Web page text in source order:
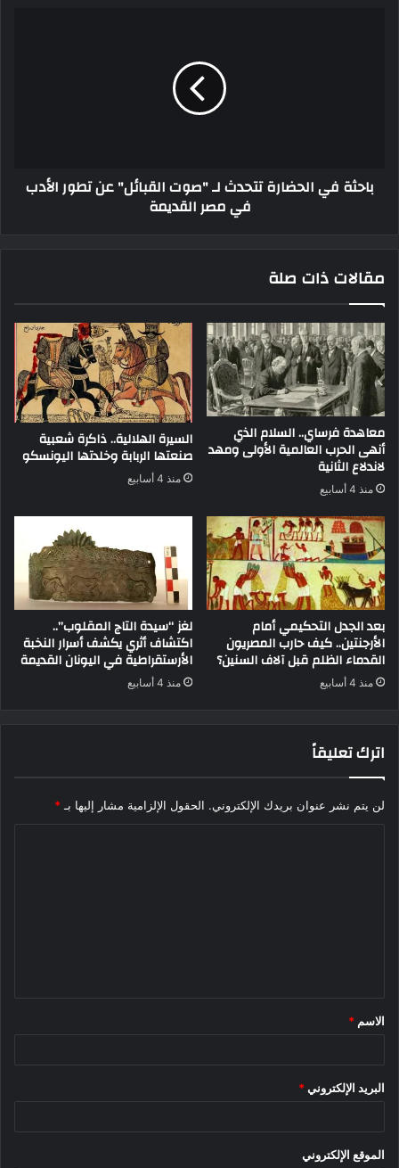
باحثة في الحضارة تتحدث لـ "صوت القبائل" عن تطور الأدب
في مصر القديمة
مقالات ذات صلة
معاهدة فرساي.. السلام الذي
أنهى الحرب العالمية الأولى ومهد
لاندلاع الثانية
منذ 4 أسابيع
السيرة الهلالية.. ذاكرة شعبية
صنعتها الربابة وخلدتها اليونسكو
منذ 4 أسابيع
بعد الجدل التحكيمي أمام
الأرجنتين.. كيف حارب المصريون
القدماء الظلم قبل آلاف السنين؟
منذ 4 أسابيع
لغز “سيدة التاج المقلوب”..
اكتشاف أثري يكشف أسرار النخبة
الأرستقراطية في اليونان القديمة
منذ 4 أسابيع
اترك تعليقاً
لن يتم نشر عنوان بريدك الإلكتروني. الحقول الإلزامية مشار إليها بـ *
*
الاسم *
البريد الإلكتروني *
الموقع الإلكتروني